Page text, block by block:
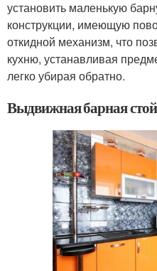
установить маленькую
конструкции, имеющую
откидной механизм, что
кухню, устанавливая
легко убирая обратно.
Выдвижная барная